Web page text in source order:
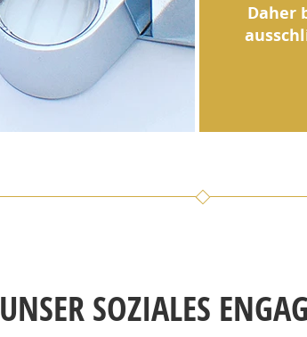
Daher
UNSER SOZIALES